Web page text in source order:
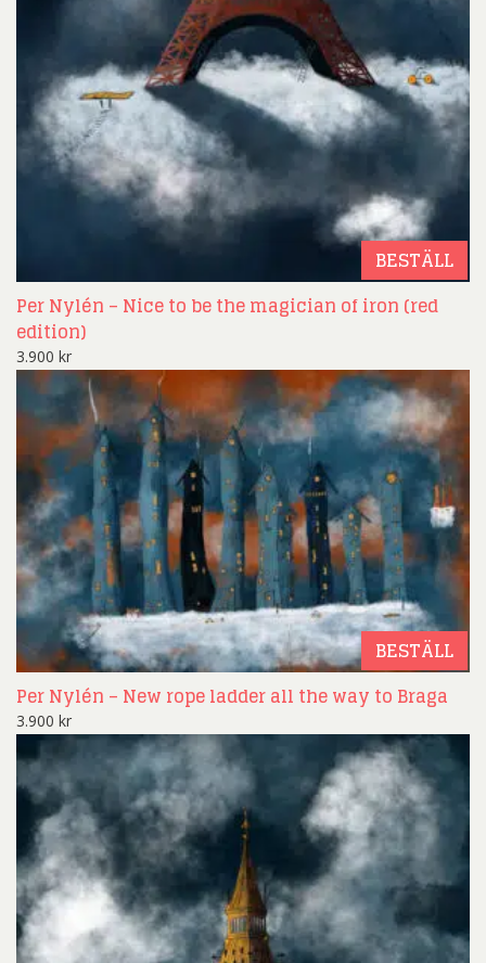
BESTÄLL
Per Nylén – Nice to be the magician of iron (red
edition)
3.900 kr
BESTÄLL
Per Nylén – New rope ladder all the way to Braga
3.900 kr